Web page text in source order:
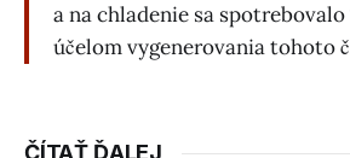
a na chladenie sa spotrebovalo
účelom vygenerovania tohoto